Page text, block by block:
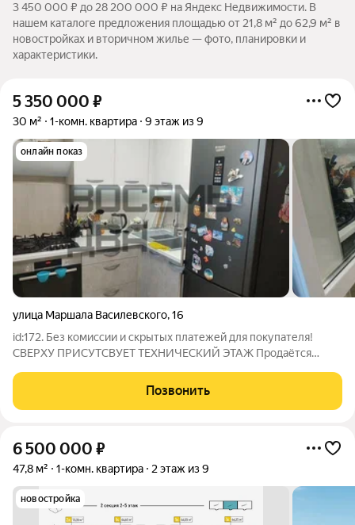
3 450 000 ₽ до 28 200 000 ₽ на Яндекс Недвижимости. В
нашем каталоге предложения площадью от 21,8 м² до 62,9 м² в
новостройках и вторичном жилье — фото, планировки и
характеристики.
5 350 000 ₽
30 м² 1-комн. квартира 9 этаж из 9
онлайн показ
улица Маршала Василевского,16
id:172. Без комиссии и скрытых платежей для покупателя!
СВЕРХУ ПРИСУТСВУЕТ ТЕХНИЧЕСКИЙ ЭТАЖ Продаётся
Симферополе. Расположена на 9-м этаже 9-этажного
блочного дома по адресу: ул. Маршала
Позвонить
6 500 000 ₽
47,8 м² 1-комн. квартира 2 этаж из 9
новостройка